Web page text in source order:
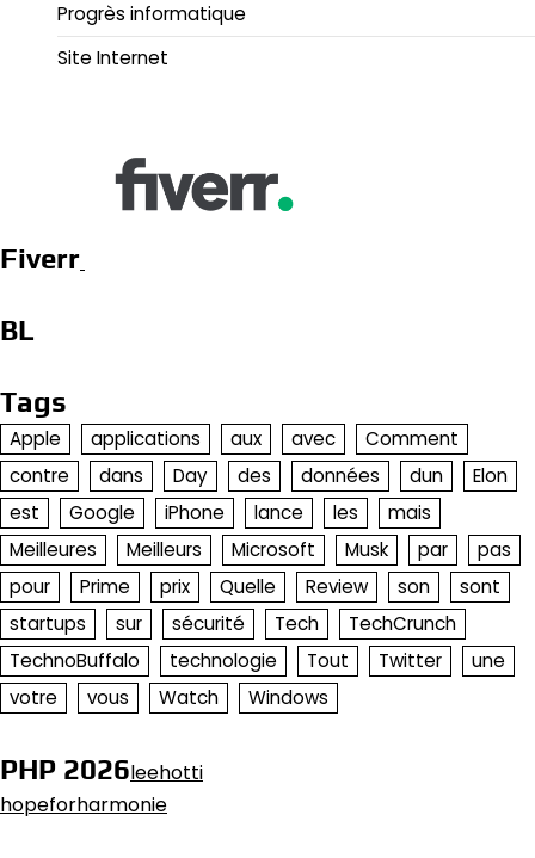
Progrès informatique
Site Internet
Fiverr
BL
Tags
Apple applications aux avec
Comment
contre
dans Day des données dun
Elon
est
Google iPhone lance les
mais
Meilleures
Meilleurs Microsoft Musk par
pas
pour
Prime prix Quelle Review son
sont
startups
sur sécurité Tech
TechCrunch
TechnoBuffalo
technologie Tout Twitter
une
votre
vous Watch Windows
PHP 2026leehotti
hopeforharmonie